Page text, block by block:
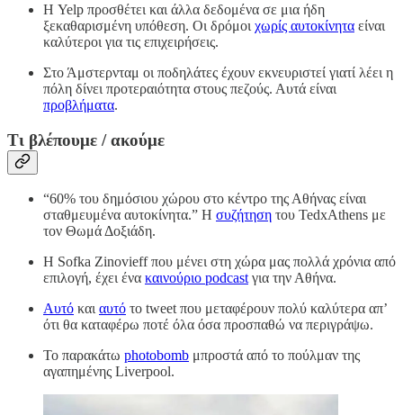
Η Yelp προσθέτει και άλλα δεδομένα σε μια ήδη
ξεκαθαρισμένη υπόθεση. Οι δρόμοι χωρίς αυτοκίνητα είναι
καλύτεροι για τις επιχειρήσεις.
Στο Άμστερνταμ οι ποδηλάτες έχουν εκνευριστεί γιατί λέει η
πόλη δίνει προτεραιότητα στους πεζούς. Αυτά είναι
προβλήματα.
Τι βλέπουμε / ακούμε
“60% του δημόσιου χώρου στο κέντρο της Αθήνας είναι
σταθμευμένα αυτοκίνητα.” Η συζήτηση του TedxAthens με
τον Θωμά Δοξιάδη.
Η Sofka Zinovieff που μένει στη χώρα μας πολλά χρόνια από
επιλογή, έχει ένα καινούριο podcastγια την Αθήνα.
Αυτό καιαυτό το tweet που μεταφέρουν πολύ καλύτερα απ’
ότι θα καταφέρω ποτέ όλα όσα προσπαθώ να περιγράψω.
Το παρακάτω photobomb μπροστά από το πούλμαν της
αγαπημένης Liverpool.